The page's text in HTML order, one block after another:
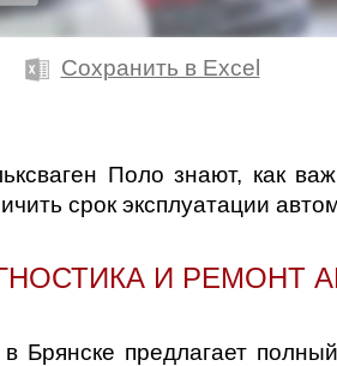
Сохранить в Excel
Поло знают, как
срок эксплуатации
И РЕМОНТ
Брянске предлагает